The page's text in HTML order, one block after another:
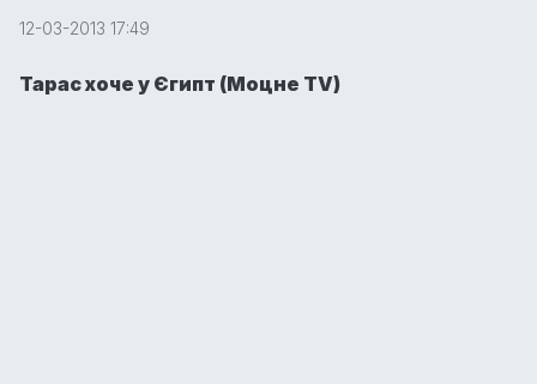
12-03-2013 17:49
Тарас хоче у Єгипт (Моцне TV)